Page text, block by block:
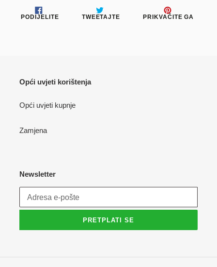
PODIJELITEPODIJELITETWEETAJTE TWEETAJTEPRIKVAČITE GA
Opći uvjeti korištenja
Opći uvjeti kupnje
Zamjena
Newsletter
PRETPLATI SE